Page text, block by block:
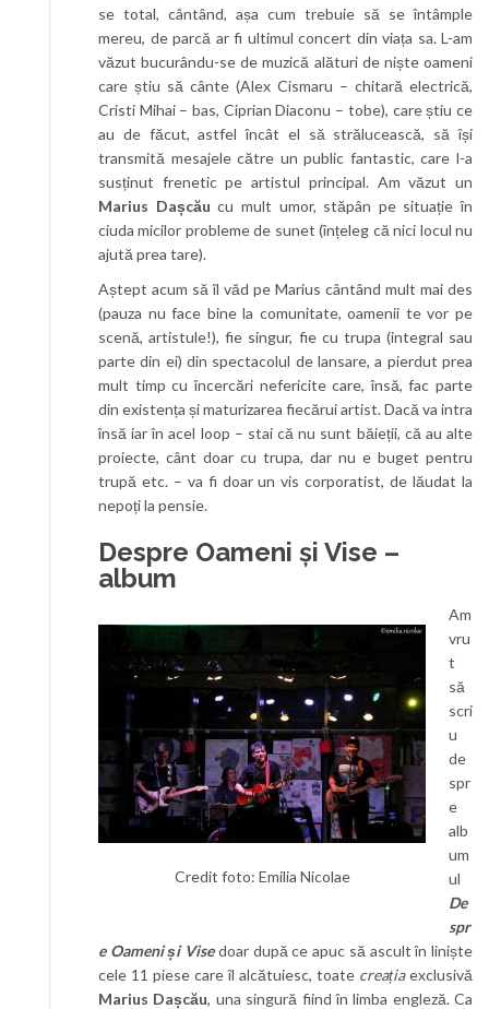
se total, cântând, așa cum trebuie să se întâmple
mereu, de parcă ar fi ultimul concert din viața sa. L-am
văzut bucurându-se de muzică alături de niște oameni
care știu să cânte (Alex Cismaru – chitară electrică,
Cristi Mihai – bas, Ciprian Diaconu – tobe), care știu ce
au de făcut, astfel încât el să strălucească, să își
transmită mesajele către un public fantastic, care l-a
susținut frenetic pe artistul principal. Am văzut un
Marius Dașcău cu mult umor, stăpân pe situație în
ciuda micilor probleme de sunet (înțeleg că nici locul nu
ajută prea tare).
Aștept acum să îl văd pe Marius cântând mult mai des
(pauza nu face bine la comunitate, oamenii te vor pe
scenă, artistule!), fie singur, fie cu trupa (integral sau
parte din ei) din spectacolul de lansare, a pierdut prea
mult timp cu încercări nefericite care, însă, fac parte
din existența și maturizarea fiecărui artist. Dacă va intra
însă iar în acel loop – stai că nu sunt băieții, că au alte
proiecte, cânt doar cu trupa, dar nu e buget pentru
trupă etc. – va fi doar un vis corporatist, de lăudat la
nepoți la pensie.
Despre Oameni și Vise –
album
Credit foto: Emilia Nicolae
Am
vru
t
să
scri
u
de
spr
e
alb
um
ul
De
spr
e Oameni și Vise doar după ce apuc să ascult în liniște
cele 11 piese care îl alcătuiesc, toate creațiaexclusivă
Marius Dașcău, una singură fiind în limba engleză. Ca